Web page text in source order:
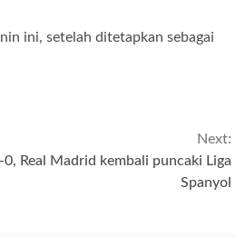
ini, setelah ditetapkan sebagai
Next:
Real Madrid kembali puncaki Liga
Spanyol